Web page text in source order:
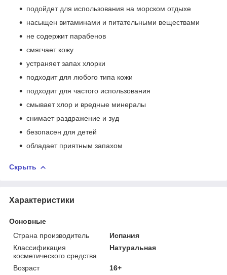
подойдет для использования на морском отдыхе
насыщен витаминами и питательными веществами
не содержит парабенов
смягчает кожу
устраняет запах хлорки
подходит для любого типа кожи
подходит для частого использования
смывает хлор и вредные минералы
снимает раздражение и зуд
безопасен для детей
обладает приятным запахом
Скрыть
Характеристики
Основные
Страна производитель
Испания
Классификация
косметического средства
Натуральная
Возраст
16+